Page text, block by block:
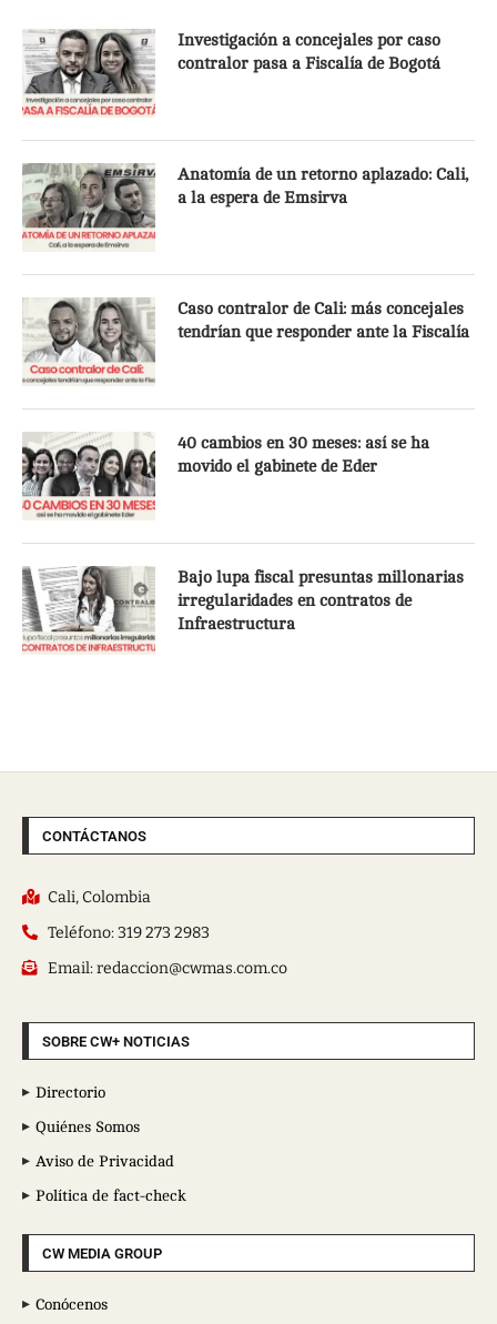
Investigación a concejales por caso
contralor pasa a Fiscalía de Bogotá
Anatomía de un retorno aplazado: Cali,
a la espera de Emsirva
Caso contralor de Cali: más concejales
tendrían que responder ante la Fiscalía
40 cambios en 30 meses: así se ha
movido el gabinete de Eder
Bajo lupa fiscal presuntas millonarias
irregularidades en contratos de
Infraestructura
CONTÁCTANOS
Cali, Colombia
Teléfono: 319 273 2983
Email: redaccion@cwmas.com.co
SOBRE CW+ NOTICIAS
Directorio
Quiénes Somos
Aviso de Privacidad
Política de fact-check
CW MEDIA GROUP
Conócenos